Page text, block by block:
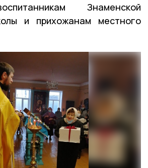
Знаменской
и прихожанам местного